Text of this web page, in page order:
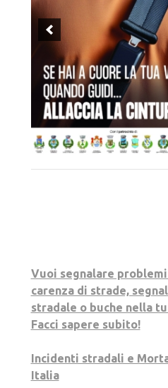
Vuoi segnalare
carenza di strade,
stradale o buche nella
Facci sapere subito!
Incidenti stradali e
Italia